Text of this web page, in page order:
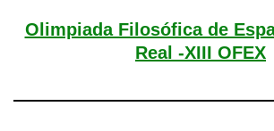
Olimpiada Filosófica de
Real -XIII OFEX